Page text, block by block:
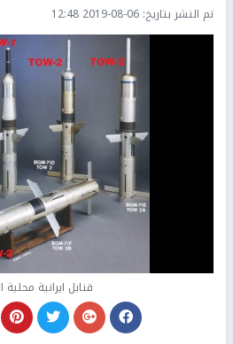
تم النشر بتاريخ: 2019-08-06 12:48
قنابل ايرانية